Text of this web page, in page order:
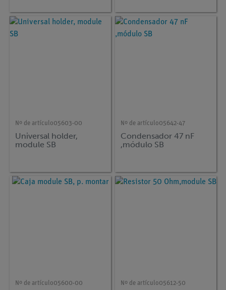
Nº de artículo05603-00
Universal holder,
module SB
Nº de artículo05642-47
Condensador 47 nF
,módulo SB
Nº de artículo05600-00 Nº de artículo05612-50